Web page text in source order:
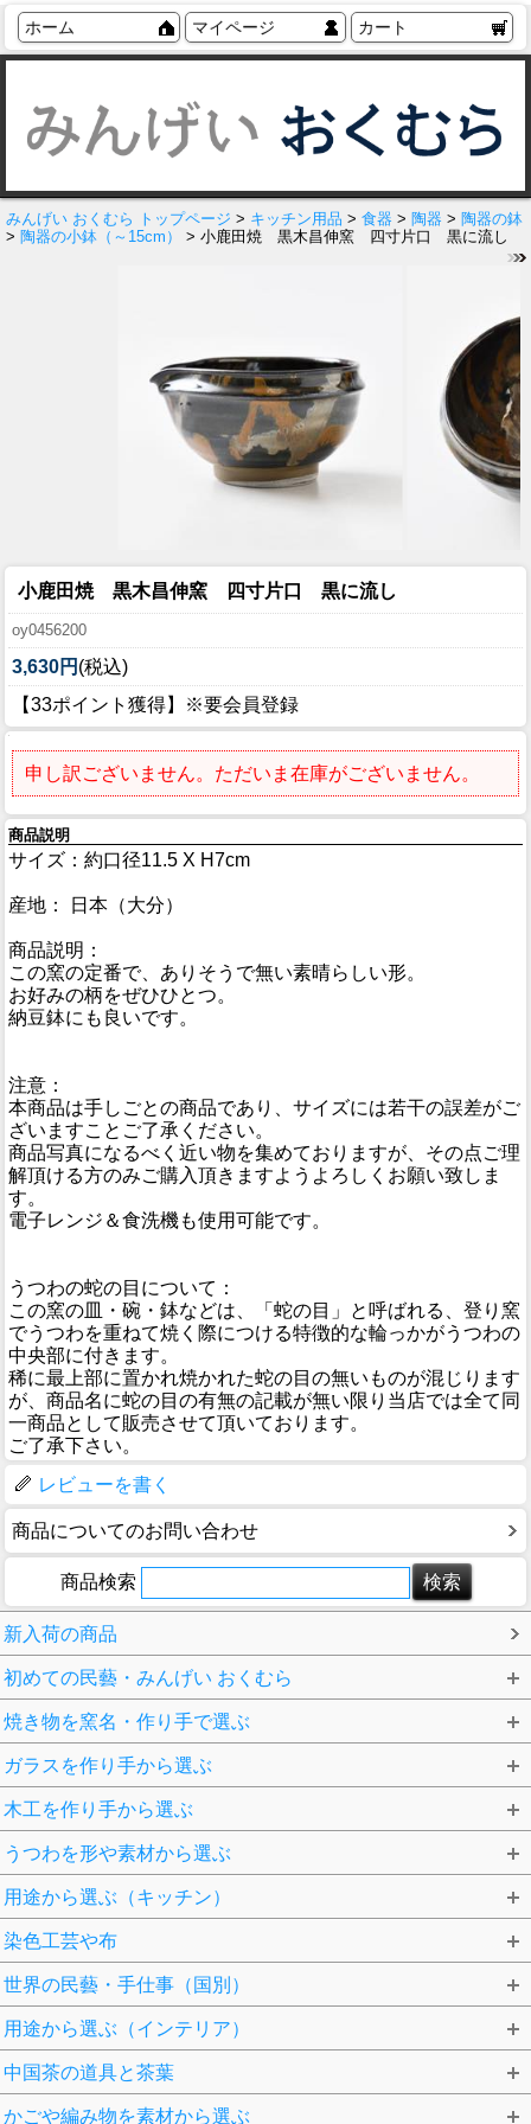
ホーム マイページ カート
みんげい おくむら トップページ > キッチン用品 > 食器 > 陶器 > 陶器の鉢
> 陶器の小鉢（～15cm） > 小鹿田焼 黒木昌伸窯 四寸片口 黒に流し
小鹿田焼 黒木昌伸窯 四寸片口 黒に流し
oy0456200
3,630円 (税込)
【33ポイント獲得】※要会員登録
申し訳ございません。ただいま在庫がございません。
商品説明
サイズ：約口径11.5 X H7cm
産地： 日本（大分）
商品説明：
この窯の定番で、ありそうで無い素晴らしい形。
お好みの柄をぜひひとつ。
納豆鉢にも良いです。
注意：
本商品は手しごとの商品であり、サイズには若干の誤差がご
ざいますことご了承ください。
商品写真になるべく近い物を集めておりますが、その点ご理
解頂ける方のみご購入頂きますようよろしくお願い致しま
す。
電子レンジ＆食洗機も使用可能です。
うつわの蛇の目について：
この窯の皿・碗・鉢などは、「蛇の目」と呼ばれる、登り窯
でうつわを重ねて焼く際につける特徴的な輪っかがうつわの
中央部に付きます。
稀に最上部に置かれ焼かれた蛇の目の無いものが混じります
が、商品名に蛇の目の有無の記載が無い限り当店では全て同
一商品として販売させて頂いております。
ご了承下さい。
レビューを書く
商品についてのお問い合わせ
商品検索
新入荷の商品
初めての民藝・みんげい おくむら
焼き物を窯名・作り手で選ぶ
ガラスを作り手から選ぶ
木工を作り手から選ぶ
うつわを形や素材から選ぶ
用途から選ぶ（キッチン）
染色工芸や布
世界の民藝・手仕事（国別）
用途から選ぶ（インテリア）
中国茶の道具と茶葉
かごや編み物を素材から選ぶ